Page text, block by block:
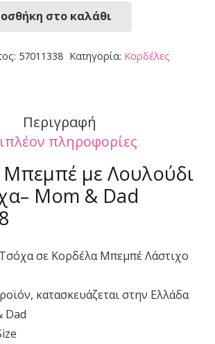
στο καλάθι
57011338 Κατηγορία: Κορδέλες
Περιγραφή
πληροφορίες
με Λουλούδι
Mom & Dad
σε Κορδέλα Μπεμπέ Λάστιχο
κατασκευάζεται στην Ελλάδα
Dad